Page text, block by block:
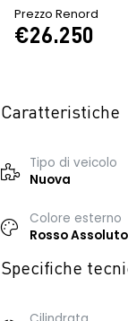
Prezzo Renord
€26.250
Caratteristiche
Tipo di veicolo
Nuova
Colore esterno
Rosso Assoluto
Specifiche